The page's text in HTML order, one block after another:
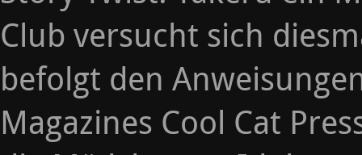
Club versucht sich
befolgt den
Magazines Cool Cat